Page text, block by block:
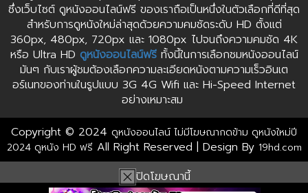
ซึ่งเว็บไซต์ ดูหนังออนไลน์ฟรี ของเราถือเป็นหนึ่งในตัวเลือกที่ดีที่สุด
สำหรับการดูหนังใหม่ล่าสุดด้วยความคมชัดระดับ HD ตั้งแต่
360px, 480px, 720px และ 1080px ไปจนถึงความคมชัด 4K
หรือ Ultra HD ดูหนังออนไลน์ฟรีทั้งนี้ในการเลือกชมหนังออนไลน์
มันๆ กับเราผู้ชมต้องเลือกความละเอียดหนังตามความเร็วอินเต
อร์เนทของท่านในรูปแบบ 3G 4G Wifi และ Hi-Speed Internet
อย่างเหมาะสม
Copyright © 2024 ดูหนังออนไลน์ ไม่มีโฆษณากดข้าม ดูหนังใหม่ปี
2024 ดูหนัง HD ฟรี All Right Reserved | Design By 19hd.com
ปิดโฆษณานี้